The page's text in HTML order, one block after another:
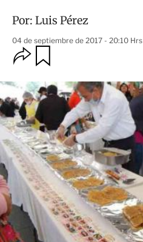
Por: Luis Pérez
04 de septiembre de 2017 - 20:10 Hrs
O
p
i
o
n
e
s
d
e
c
o
m
p
a
r
t
r
d